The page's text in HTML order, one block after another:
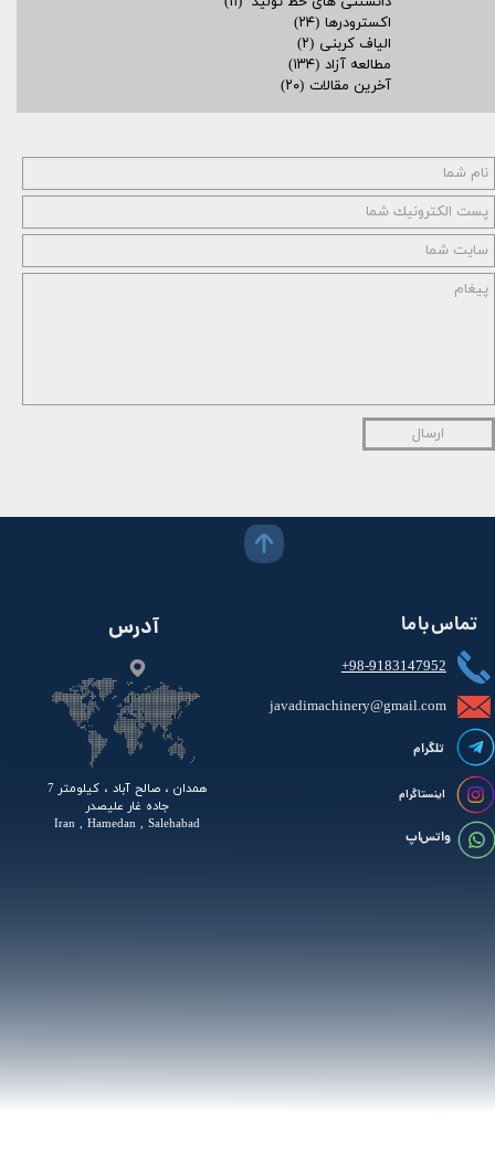
ارسال
اکسترودرها (۲۴)
الیاف کربنی (۲)
مطالعه آزاد (۱۳۴)
آخرین مقالات (۲۰)
+98-9183147952
همدان ، صالح آباد ، کیلومتر 7
جاده غار علیصدر
Iran , Hamedan , Salehabad
آدرس تماس با ما
اینستاگرام
javadimachinery@gmail.com​​​​​​​​
تلگرام
واتس اپ